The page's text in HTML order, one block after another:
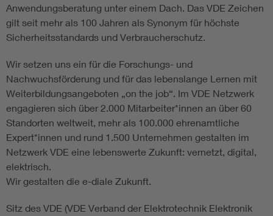
Anwendungsberatung unter einem Dach. Das VDE Zeichen
gilt seit mehr als 100 Jahren als Synonym für höchste
Sicherheitsstandards und Verbraucherschutz.
Wir setzen uns ein für die Forschungs- und
Nachwuchsförderung und für das lebenslange Lernen mit
Weiterbildungsangeboten „on the job“. Im VDE Netzwerk
engagieren sich über 2.000 Mitarbeiter*innen an über 60
Standorten weltweit, mehr als 100.000 ehrenamtliche
Expert*innen und rund 1.500 Unternehmen gestalten im
Netzwerk VDE eine lebenswerte Zukunft: vernetzt, digital,
elektrisch.
Wir gestalten die e-diale Zukunft.
Sitz des VDE (VDE Verband der Elektrotechnik Elektronik